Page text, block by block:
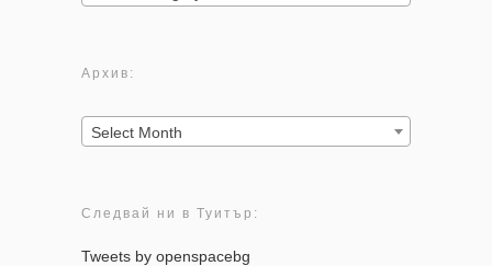
Архив:
Архив:
Select Month
Следвай ни в Туитър:
Tweets by openspacebg